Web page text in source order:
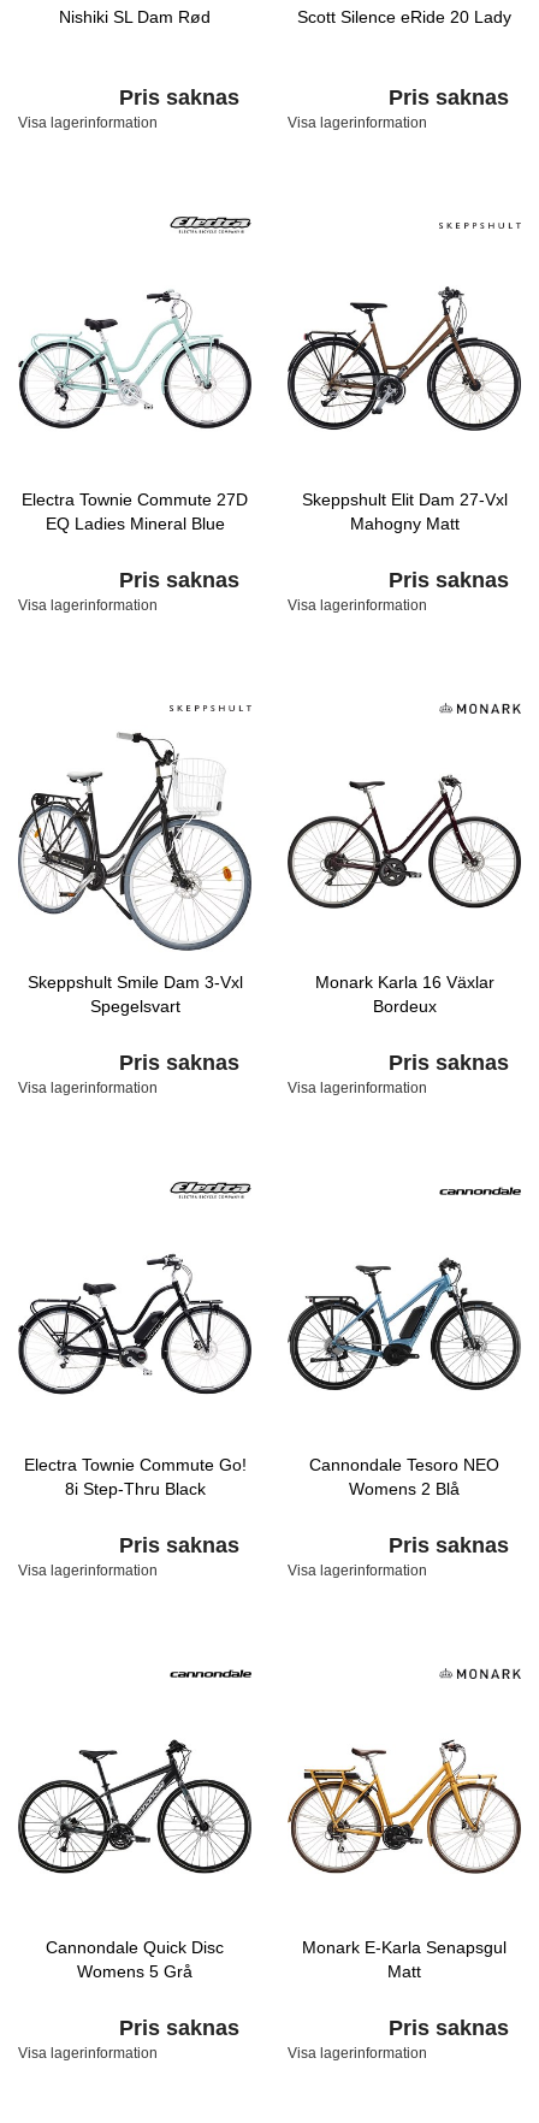
Nishiki SL Dam Rød
Pris saknas
Visa lagerinformation
Scott Silence eRide 20 Lady
Pris saknas
Visa lagerinformation
Electra Townie Commute 27D
EQ Ladies Mineral Blue
Pris saknas
Visa lagerinformation
Skeppshult Elit Dam 27-Vxl
Mahogny Matt
Pris saknas
Visa lagerinformation
Skeppshult Smile Dam 3-Vxl
Spegelsvart
Pris saknas
Visa lagerinformation
Monark Karla 16 Växlar
Bordeux
Pris saknas
Visa lagerinformation
Electra Townie Commute Go!
8i Step-Thru Black
Pris saknas
Visa lagerinformation
Cannondale Tesoro NEO
Womens 2 Blå
Pris saknas
Visa lagerinformation
Cannondale Quick Disc
Womens 5 Grå
Pris saknas
Visa lagerinformation
Monark E-Karla Senapsgul
Matt
Pris saknas
Visa lagerinformation